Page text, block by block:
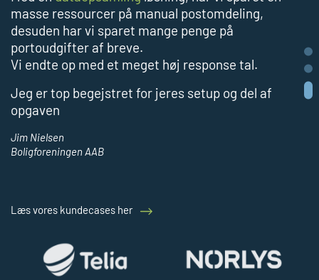
masse ressourcer på manual postomdeling,
desuden har vi sparet mange penge på
portoudgifter af breve.
Vi endte op med et meget høj response tal.
Jeg er top begejstret for jeres setup og del af
opgaven
Jim Nielsen
Boligforeningen AAB
Læs vores kundecases her